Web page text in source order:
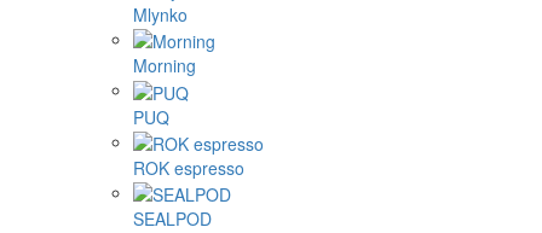
Mlynko
Morning
PUQ
ROK espresso
SEALPOD